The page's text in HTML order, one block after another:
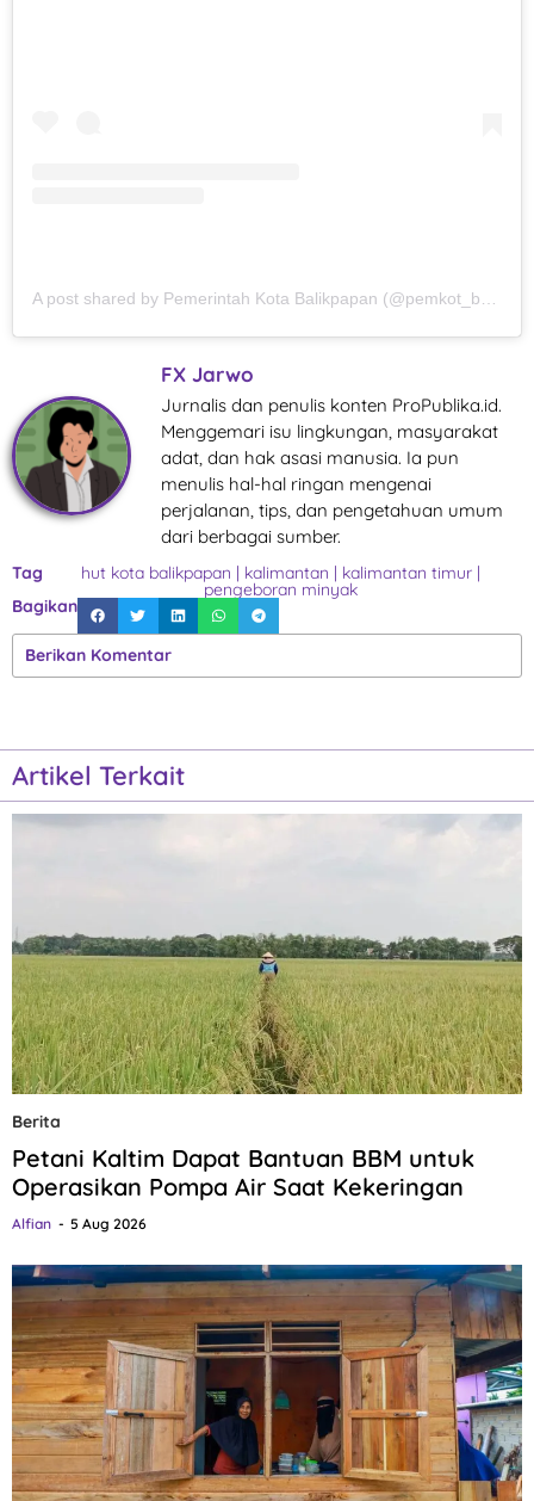
FX Jarwo
Jurnalis dan penulis konten ProPublika.id.
Menggemari isu lingkungan, masyarakat
adat, dan hak asasi manusia. Ia pun
menulis hal-hal ringan mengenai
perjalanan, tips, dan pengetahuan umum
dari berbagai sumber.
Tag hut kota balikpapan | kalimantan | kalimantan timur|
pengeboran minyak
Bagikan
Berikan Komentar
Artikel Terkait
Berita
Petani Kaltim Dapat Bantuan BBM untuk
Operasikan Pompa Air Saat Kekeringan
Alfian 5 Aug 2026